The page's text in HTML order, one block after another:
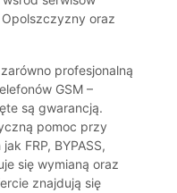
oraz
profesjonalną
GSM –
są gwarancją.
pomoc przy
FRP, BYPASS,
się wymianą oraz
znajdują się